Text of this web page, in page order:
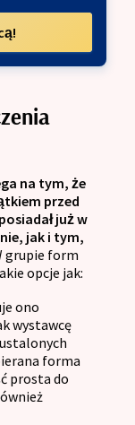
na tym, że
przed
już w
jak i tym,
grupie form
opcje jak:
ono
wystawcę
forma
prosta do